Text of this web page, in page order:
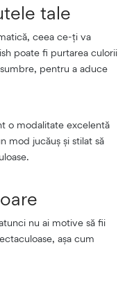
tale
ceea ce-ți va
poate fi purtarea culorii
pentru a aduce
o modalitate excelentă
mod jucăuș și stilat să
nu ai motive să fii
așa cum